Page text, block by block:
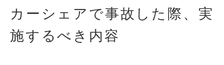
金沢エリア
駅近／直結
カーシェアで事故した際、実
施するべき内容